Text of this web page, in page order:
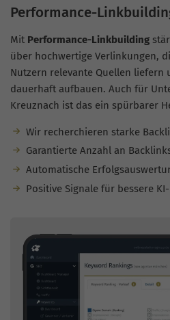
Performance-
Mit Performance-Linkbuilding
über hochwertige Verlinkungen,
Nutzern relevante Quellen liefern
dauerhaft aufbauen. Auch für
Kreuznach ist das ein spürbarer
Wir recherchieren starke
Garantierte Anzahl an
Automatische
Positive Signale für bessere